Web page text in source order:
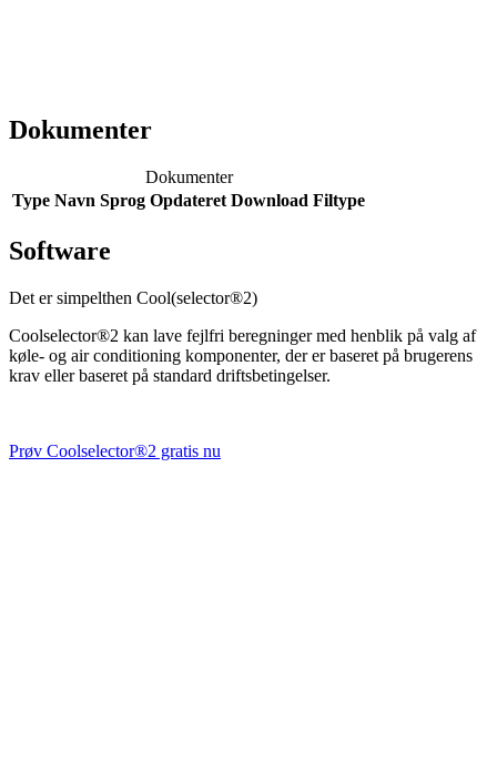
Dokumenter
Dokumenter
Type Navn Sprog Opdateret Download Filtype
Software
Det er simpelthen Cool(selector®2)
Coolselector®2 kan lave fejlfri beregninger med henblik på valg af
køle- og air conditioning komponenter, der er baseret på brugerens
krav eller baseret på standard driftsbetingelser.
Prøv Coolselector®2 gratis nu